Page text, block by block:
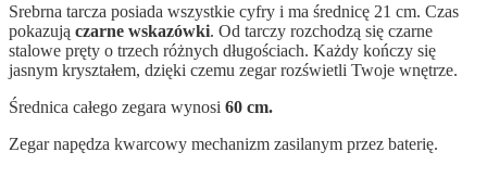
Srebrna tarcza posiada wszystkie cyfry i ma średnicę 21 cm. Czas
pokazują czarne wskazówki. Od tarczy rozchodzą się czarne
stalowe pręty o trzech różnych długościach. Każdy kończy się
jasnym kryształem, dzięki czemu zegar rozświetli Twoje wnętrze.
Średnica całego zegara wynosi 60 cm.
Zegar napędza kwarcowy mechanizm zasilanym przez baterię.